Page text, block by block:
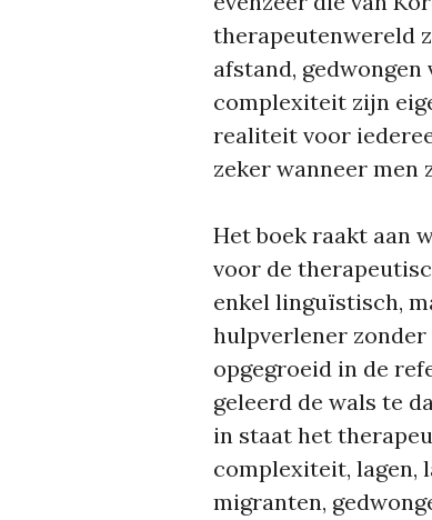
therapeutenwereld
afstand,
complexiteit zijn
realiteit voor
zeker wanneer men
Het boek raakt aan
voor de
enkel linguïstisch,
hulpverlener
opgegroeid in de
geleerd de wals te
in staat het
complexiteit, lagen,
migranten,